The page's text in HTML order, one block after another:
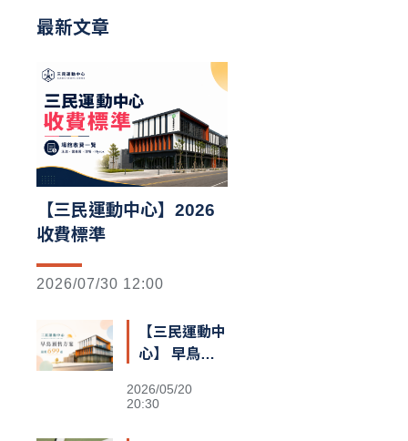
最新文章
【三民運動中心】2026
收費標準
2026/07/30 12:00
【三民運動中
心】 早鳥預
2026/05/20
20:30